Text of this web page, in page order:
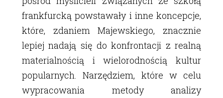
frankfurcką powstawały i inne koncepcje,
które, zdaniem Majewskiego, znacznie
lepiej nadają się do konfrontacji z realną
materialnością i wielorodnością kultur
popularnych. Narzędziem, które w celu
wypracowania metody analizy